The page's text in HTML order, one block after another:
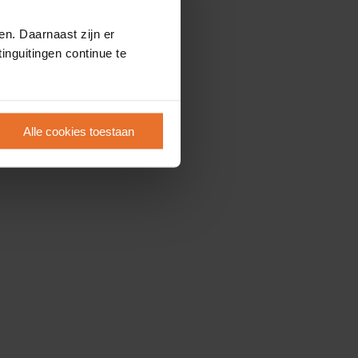
Daarnaast zijn er
continue te
Alle cookies toestaan